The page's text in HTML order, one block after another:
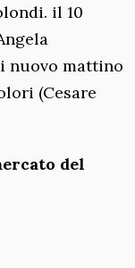
il 10
nuovo mattino
(Cesare
del